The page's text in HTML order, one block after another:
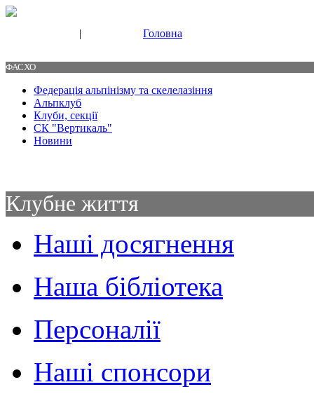
| Головна
ФАСХО
Федерація альпінізму та скелелазіння
Альпклуб
Клуби, секції
СК "Вертикаль"
Новини
Клубне життя
Наші досягнення
Наша бібліотека
Персоналії
Наші спонсори